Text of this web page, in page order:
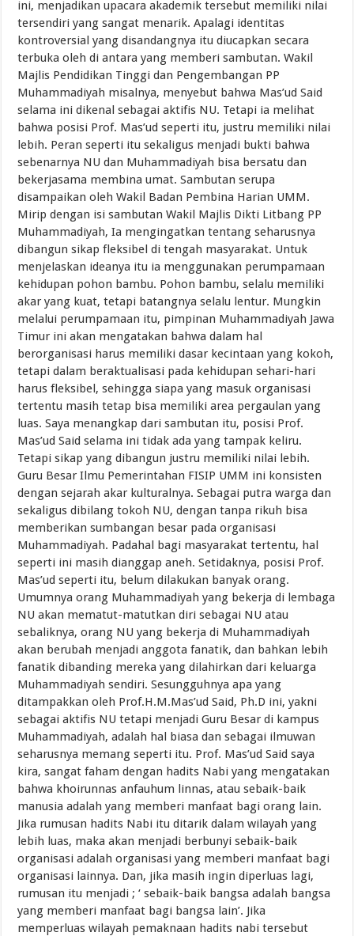
ini, menjadikan upacara akademik tersebut memiliki nilai
tersendiri yang sangat menarik. Apalagi identitas
kontroversial yang disandangnya itu diucapkan secara
terbuka oleh di antara yang memberi sambutan. Wakil
Majlis Pendidikan Tinggi dan Pengembangan PP
Muhammadiyah misalnya, menyebut bahwa Mas’ud Said
selama ini dikenal sebagai aktifis NU. Tetapi ia melihat
bahwa posisi Prof. Mas’ud seperti itu, justru memiliki nilai
lebih. Peran seperti itu sekaligus menjadi bukti bahwa
sebenarnya NU dan Muhammadiyah bisa bersatu dan
bekerjasama membina umat. Sambutan serupa
disampaikan oleh Wakil Badan Pembina Harian UMM.
Mirip dengan isi sambutan Wakil Majlis Dikti Litbang PP
Muhammadiyah, Ia mengingatkan tentang seharusnya
dibangun sikap fleksibel di tengah masyarakat. Untuk
menjelaskan ideanya itu ia menggunakan perumpamaan
kehidupan pohon bambu. Pohon bambu, selalu memiliki
akar yang kuat, tetapi batangnya selalu lentur. Mungkin
melalui perumpamaan itu, pimpinan Muhammadiyah Jawa
Timur ini akan mengatakan bahwa dalam hal
berorganisasi harus memiliki dasar kecintaan yang kokoh,
tetapi dalam beraktualisasi pada kehidupan sehari-hari
harus fleksibel, sehingga siapa yang masuk organisasi
tertentu masih tetap bisa memiliki area pergaulan yang
luas. Saya menangkap dari sambutan itu, posisi Prof.
Mas’ud Said selama ini tidak ada yang tampak keliru.
Tetapi sikap yang dibangun justru memiliki nilai lebih.
Guru Besar Ilmu Pemerintahan FISIP UMM ini konsisten
dengan sejarah akar kulturalnya. Sebagai putra warga dan
sekaligus dibilang tokoh NU, dengan tanpa rikuh bisa
memberikan sumbangan besar pada organisasi
Muhammadiyah. Padahal bagi masyarakat tertentu, hal
seperti ini masih dianggap aneh. Setidaknya, posisi Prof.
Mas’ud seperti itu, belum dilakukan banyak orang.
Umumnya orang Muhammadiyah yang bekerja di lembaga
NU akan mematut-matutkan diri sebagai NU atau
sebaliknya, orang NU yang bekerja di Muhammadiyah
akan berubah menjadi anggota fanatik, dan bahkan lebih
fanatik dibanding mereka yang dilahirkan dari keluarga
Muhammadiyah sendiri. Sesungguhnya apa yang
ditampakkan oleh Prof.H.M.Mas’ud Said, Ph.D ini, yakni
sebagai aktifis NU tetapi menjadi Guru Besar di kampus
Muhammadiyah, adalah hal biasa dan sebagai ilmuwan
seharusnya memang seperti itu. Prof. Mas’ud Said saya
kira, sangat faham dengan hadits Nabi yang mengatakan
bahwa khoirunnas anfauhum linnas, atau sebaik-baik
manusia adalah yang memberi manfaat bagi orang lain.
Jika rumusan hadits Nabi itu ditarik dalam wilayah yang
lebih luas, maka akan menjadi berbunyi sebaik-baik
organisasi adalah organisasi yang memberi manfaat bagi
organisasi lainnya. Dan, jika masih ingin diperluas lagi,
rumusan itu menjadi ; ‘ sebaik-baik bangsa adalah bangsa
yang memberi manfaat bagi bangsa lain’. Jika
memperluas wilayah pemaknaan hadits nabi tersebut